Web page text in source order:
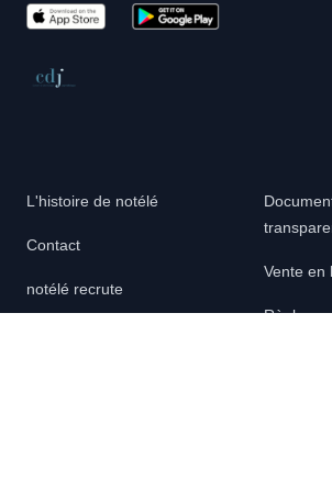
App Store Google Play
Conseil de déontologie journalistique
L'histoire de notélé
Contact
notélé recrute
Vente en